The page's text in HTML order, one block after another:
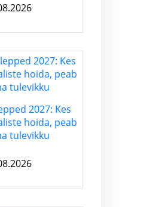
2027: Kes
hoida, peab
tulevikku